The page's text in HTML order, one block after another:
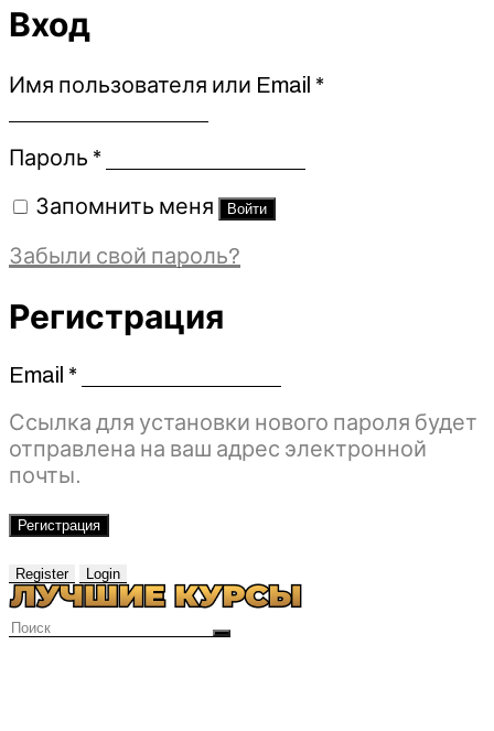
Вход
Имя пользователя или Email *Обязательно
Пароль *Обязательно
Запомнить меня Войти
Забыли свой пароль?
Регистрация
Email *Обязательно
Ссылка для установки нового пароля будет
отправлена ​​на ваш адрес электронной
почты.
Регистрация
Register Login